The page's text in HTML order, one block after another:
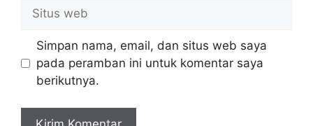
Situs
web
Simpan nama, email, dan situs web saya
pada peramban ini untuk komentar saya
berikutnya.